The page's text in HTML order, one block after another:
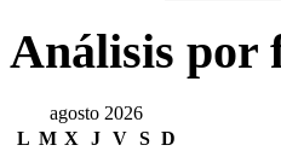
Análisis por
agosto 2026
L M X J V S D